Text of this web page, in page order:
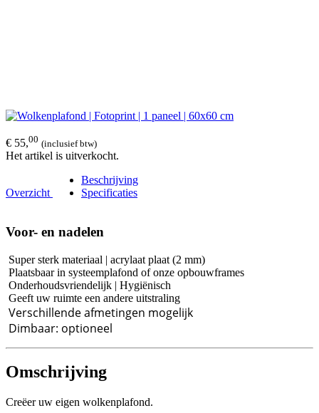
€ 55,00 (inclusief btw)
Het artikel is uitverkocht.
Overzicht
Beschrijving
Specificaties
Voor- en nadelen
Super sterk materiaal | acrylaat plaat (2 mm)
Plaatsbaar in systeemplafond of onze opbouwframes
Onderhoudsvriendelijk | Hygiënisch
Geeft uw ruimte een andere uitstraling
Verschillende afmetingen mogelijk
Dimbaar: optioneel
Omschrijving
Creëer uw eigen wolkenplafond.